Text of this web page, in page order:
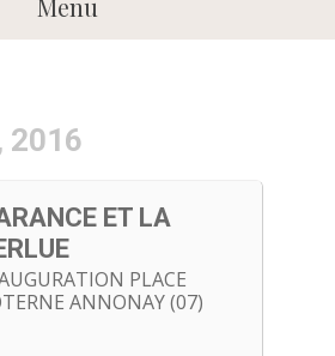
Menu
2016
ET LA
PLACE
ANNONAY (07)